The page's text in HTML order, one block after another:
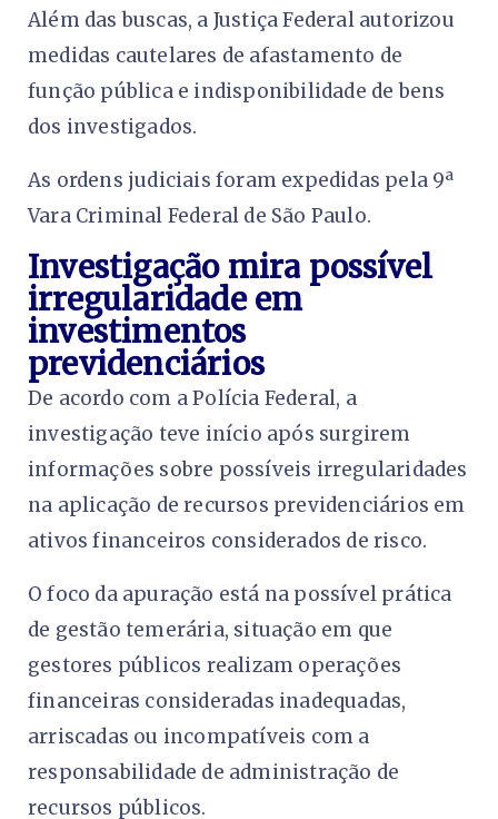
Além das buscas, a Justiça Federal autorizou
medidas cautelares de afastamento de
função pública e indisponibilidade de bens
dos investigados.
As ordens judiciais foram expedidas pela 9ª
Vara Criminal Federal de São Paulo.
Investigação mira possível
irregularidade em
investimentos
previdenciários
De acordo com a Polícia Federal, a
investigação teve início após surgirem
informações sobre possíveis irregularidades
na aplicação de recursos previdenciários em
ativos financeiros considerados de risco.
O foco da apuração está na possível prática
de gestão temerária, situação em que
gestores públicos realizam operações
financeiras consideradas inadequadas,
arriscadas ou incompatíveis com a
responsabilidade de administração de
recursos públicos.